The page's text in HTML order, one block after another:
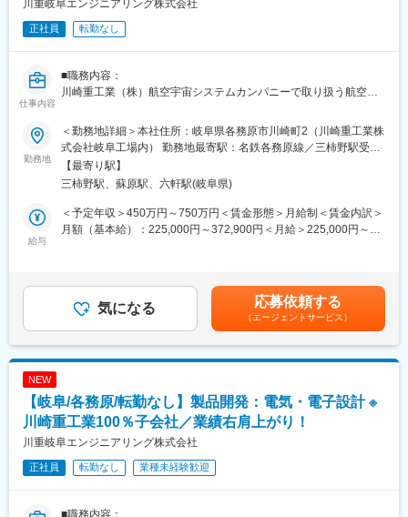
◎寮・社宅制度充実
・単身寮、社宅を完備（規定・審査あり）しており、U・Iターン
・社宅費等：月額20,500円（家賃15,000円、共益費2,500円、駐
車場代3,000円）
■当社について：
・川崎重工業株式会社の航空宇宙カンパニーの技術パートナーと
して、防衛航空機、民間航空機、誘導弾、宇宙ロケットなどの開
発・製造において、設計、解析、試験、情報および生産等の技術
を提供する航空宇宙に特化したエンジニアリング会社です。
・「技術を売る」会社として、従業員の大半が技術者という「技
術頭脳集団」です。川崎重工業の100％出資子会社であるため、
変更の範囲：会社の定める業務
川重岐阜エンジニアリング株式会社
正社員 転勤なし
仕事内容
■職務内容：
川崎重工業（株）航空宇宙システムカンパニーで取り扱う航空機
・航空機／宇宙機等に組み込まれるソフトウェアの設計／開発
・航空機／宇宙機等に関連する地上装置や、訓練装置のソフトウ
ェアの設計／開発
■当ポジションの魅力：
ソフトウェアの設計から試験までの幅広い工程を、数人から十数
人のチームで担当します。チームで協力して作り上げたソフトウ
ェアが、航空機や宇宙機などの大規模なシステムに組み込まれて
■働きやすい環境：
◎プライベートも充実できる（下記全社平均）
・月平均残業時間19.9時間
・育児休業取得率女性100％、男性60％(短時間勤務は小学校卒業
まで取得可)
◎寮・社宅制度充実
・単身寮、社宅を完備（規定・審査あり）しており、U・Iターン
の方も歓迎です！
勤務地
＜勤務地詳細＞本社住所：岐阜県各務原市川崎町2（川崎重工業株
式会社岐阜工場内） 勤務地最寄駅：名鉄各務原線／三柿野駅受動
喫煙対策：その他（敷地内禁煙（屋内／屋外喫煙可能場所あ
り））変更の範囲：会社の定める事業所
【最寄り駅】
三柿野駅、蘇原駅、六軒駅(岐阜県)
給与
＜予定年収＞450万円～750万円＜賃金形態＞月給制＜賃金内訳＞
月額（基本給）：225,000円～372,900円＜月給＞225,000円～
足：・年収はご経歴、ご年齢を踏まえて決定します。・上記年収
は想定残業時間20時間／月分の残業代を含めた想定金額。賃金は
あくまでも目安の金額であり、選考を通じて上下する可能性があ
ります。月給(月額)は固定手当を含めた表記です。
気になる 応募依頼する
（エージェントサービス）
NEW
【岐阜/各務原/転勤なし】製品開発：電気・電子設計 ※
川崎重工業100％子会社／業績右肩上がり！
川重岐阜エンジニアリング株式会社
正社員 転勤なし 業種未経験歓迎
■職務内容：